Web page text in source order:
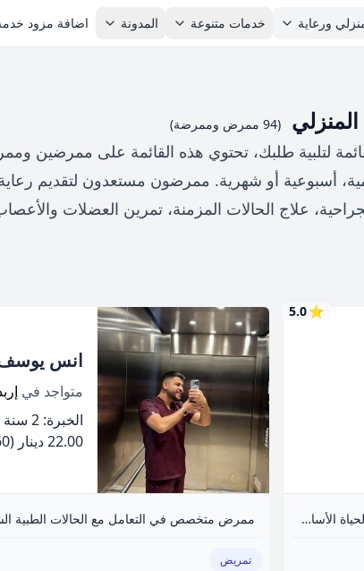
ورعاية خدمات متنوعة المدونة اضافة مزود
(94 ممرض وممرضة)
لتلبية طلبك، تحتوي هذه القائمة على ممرضين
أسبوعية أو شهرية. ممرضون مستعدون لتقديم
علاج الحالات المزمنة، تمرين العضلات
⭐
5.0
مسعف متقدم حاصل على دبلوم ومزاولة مهنة. متخصص في دعم الحياة الأساسي والقلبي وعلاج الإصابات. خبرة ثلاث سنوات بالدفاع المدني.
انس يوسف
متواجد في
الخبرة: 2 سنة
22.00 دينار
(60 دقيقة)
ممرض متخصص في التعامل مع الحالات الطبية
تمريض